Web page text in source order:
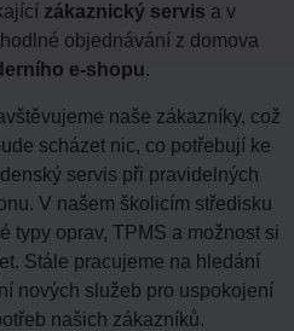
zákaznický servis a v
objednávání z domova
e-shopu.
naše zákazníky, což
scházet nic, co potřebují ke
servis při pravidelných
V našem školicím středisku
typy oprav, TPMS a možnost si
Stále pracujeme na hledání
nových služeb pro uspokojení
našich zákazníků.